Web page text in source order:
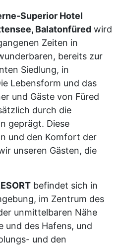
Superior Hotel
Balatonfüred wird
Zeiten in
bereits zur
Siedlung, in
Lebensform und das
und Gäste von Füred
durch die
geprägt. Diese
und den Komfort der
unseren Gästen, die
befindet sich in
im Zentrum des
unmittelbaren Nähe
und des Hafens, und
und den